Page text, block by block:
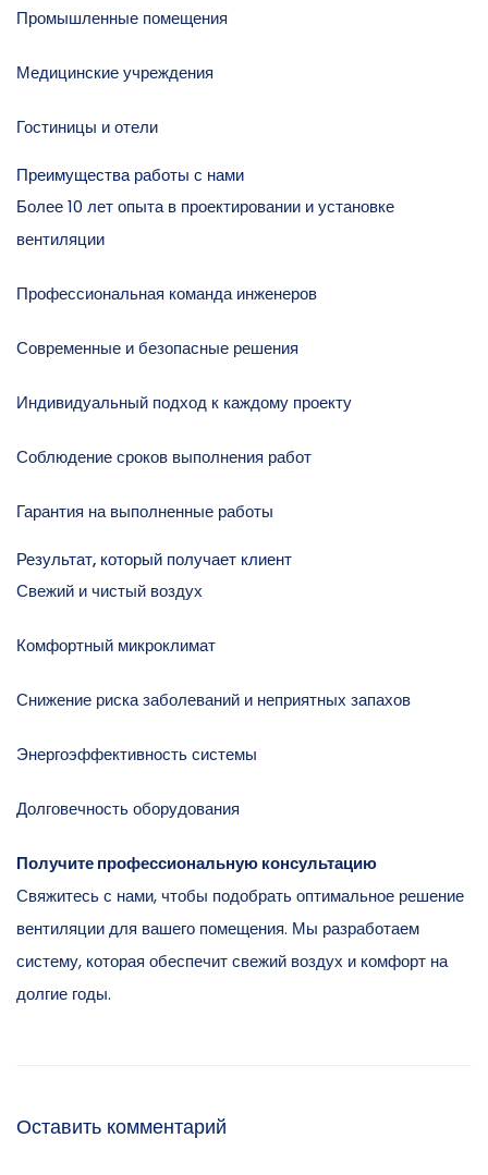
Промышленные помещения
Медицинские учреждения
Гостиницы и отели
Преимущества работы с нами
Более 10 лет опыта в проектировании и установке
вентиляции
Профессиональная команда инженеров
Современные и безопасные решения
Индивидуальный подход к каждому проекту
Соблюдение сроков выполнения работ
Гарантия на выполненные работы
Результат, который получает клиент
Свежий и чистый воздух
Комфортный микроклимат
Снижение риска заболеваний и неприятных запахов
Энергоэффективность системы
Долговечность оборудования
Получите профессиональную консультацию
Свяжитесь с нами, чтобы подобрать оптимальное решение
вентиляции для вашего помещения. Мы разработаем
систему, которая обеспечит свежий воздух и комфорт на
долгие годы.
Оставить комментарий